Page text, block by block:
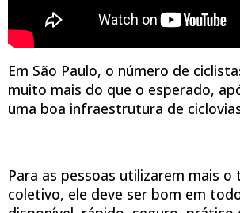
Em São Paulo, o número de
muito mais do que o esperado,
uma boa infraestrutura de
Para as pessoas utilizarem mais
coletivo, ele deve ser bom em